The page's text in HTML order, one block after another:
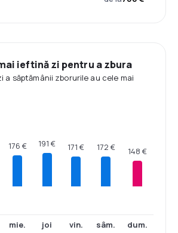
ieftină zi pentru a zbura
a săptămânii zborurile au cele mai
176 €
mie.
191 €
joi
171 €
vin.
172 €
sâm.
148 €
dum.